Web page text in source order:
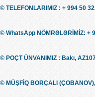
© TELEFONLARIMIZ : + 994 50
© WhatsApp NÖMRƏLƏRİMİZ: +
© POÇT ÜNVANIMIZ : Bakı,
© MÜŞFİQ BORÇALI